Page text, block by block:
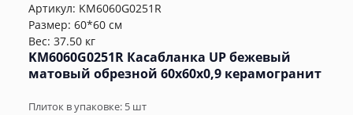
Артикул: KM6060G0251R
Размер: 60*60 см
Вес: 37.50 кг
KM6060G0251R Касабланка UP бежевый
матовый обрезной 60x60x0,9 керамогранит
Плиток в упаковке: 5 шт